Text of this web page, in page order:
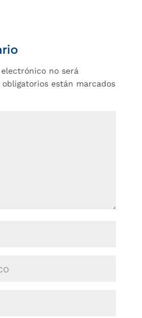
no será
obligatorios están marcados